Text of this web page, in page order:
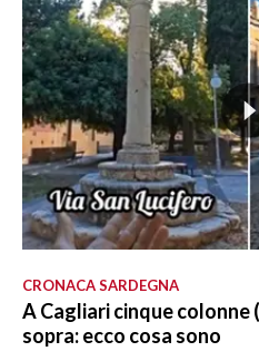
CRONACA SARDEGNA
A Cagliari cinque colonne
sopra: ecco cosa sono